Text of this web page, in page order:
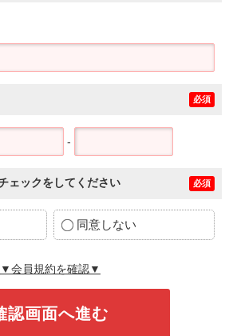
必須
-
ェックをしてください 必須
同意しない
▼会員規約を確認▼